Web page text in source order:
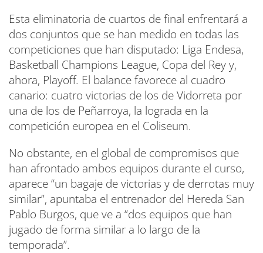
Esta eliminatoria de cuartos de final enfrentará a
dos conjuntos que se han medido en todas las
competiciones que han disputado: Liga Endesa,
Basketball Champions League, Copa del Rey y,
ahora, Playoff. El balance favorece al cuadro
canario: cuatro victorias de los de Vidorreta por
una de los de Peñarroya, la lograda en la
competición europea en el Coliseum.
No obstante, en el global de compromisos que
han afrontado ambos equipos durante el curso,
aparece “un bagaje de victorias y de derrotas muy
similar”, apuntaba el entrenador del Hereda San
Pablo Burgos, que ve a “dos equipos que han
jugado de forma similar a lo largo de la
temporada”.